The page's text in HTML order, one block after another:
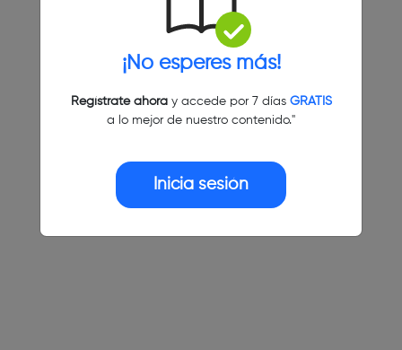
¡No esperes más!
Regístrate ahoray accede por 7 días GRATIS
a lo mejor de nuestro contenido."
Inicia sesión